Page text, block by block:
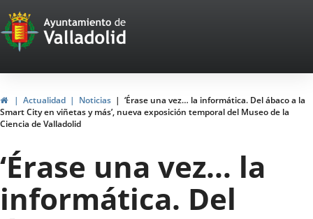
Portal
Web
del
Ayuntamiento
de
Valladolid
HomeActualidad Noticias
‘Érase una vez… la informática. Del ábaco a la
Smart City en viñetas y más’, nueva exposición temporal del Museo de la
Ciencia de Valladolid
‘Érase una vez… la
informática. Del